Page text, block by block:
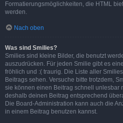
Formatierungsmöglichkeiten, die HTML
werden.
Nach oben
Was sind Smilies?
Smilies sind kleine Bilder, die benutzt
auszudrücken. Für jeden Smilie gibt es
fröhlich und :( traurig. Die Liste aller
Beitrags sehen. Versuche bitte trotzdem,
sie können einen Beitrag schnell unlesbar
deshalb deinen Beitrag entsprechend
Die Board-Administration kann auch die
in einem Beitrag benutzen kannst.